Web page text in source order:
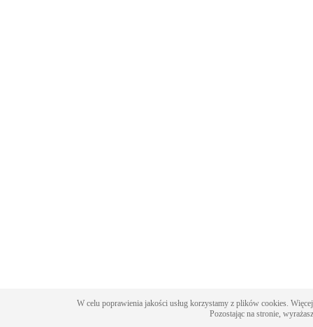
W celu poprawienia jakości usług korzystamy z plików cookies.
Pozostając na stronie,